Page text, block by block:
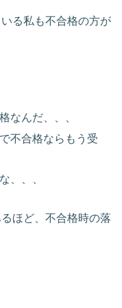
る私も不合格の方が
なんだ、、、
不合格ならもう受
、、、
ほど、不合格時の落